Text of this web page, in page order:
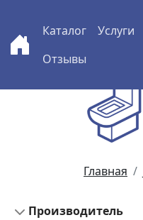
Каталог Услуги
Отзывы
Главная
Производитель